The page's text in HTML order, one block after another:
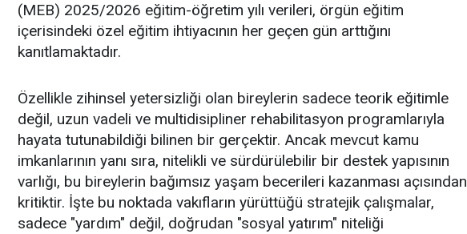
(MEB) 2025/2026 eğitim-öğretim yılı verileri, örgün eğitim
içerisindeki özel eğitim ihtiyacının her geçen gün arttığını
kanıtlamaktadır.
Özellikle zihinsel yetersizliği olan bireylerin sadece teorik eğitimle
değil, uzun vadeli ve multidisipliner rehabilitasyon programlarıyla
hayata tutunabildiği bilinen bir gerçektir. Ancak mevcut kamu
imkanlarının yanı sıra, nitelikli ve sürdürülebilir bir destek yapısının
varlığı, bu bireylerin bağımsız yaşam becerileri kazanması açısından
kritiktir. İşte bu noktada vakıfların yürüttüğü stratejik çalışmalar,
sadece "yardım" değil, doğrudan "sosyal yatırım" niteliği